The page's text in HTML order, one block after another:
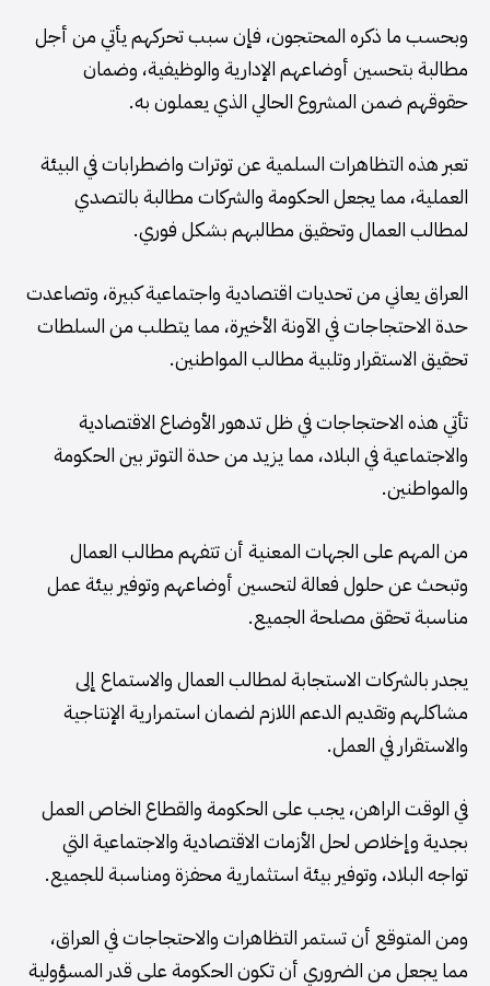
وبحسب ما ذكره المحتجون، فإن سبب تحركهم يأتي من أجل
مطالبة بتحسين أوضاعهم الإدارية والوظيفية، وضمان
حقوقهم ضمن المشروع الحالي الذي يعملون به.
تعبر هذه التظاهرات السلمية عن توترات واضطرابات في البيئة
العملية، مما يجعل الحكومة والشركات مطالبة بالتصدي
لمطالب العمال وتحقيق مطالبهم بشكل فوري.
العراق يعاني من تحديات اقتصادية واجتماعية كبيرة، وتصاعدت
حدة الاحتجاجات في الآونة الأخيرة، مما يتطلب من السلطات
تحقيق الاستقرار وتلبية مطالب المواطنين.
تأتي هذه الاحتجاجات في ظل تدهور الأوضاع الاقتصادية
والاجتماعية في البلاد، مما يزيد من حدة التوتر بين الحكومة
والمواطنين.
من المهم على الجهات المعنية أن تتفهم مطالب العمال
وتبحث عن حلول فعالة لتحسين أوضاعهم وتوفير بيئة عمل
مناسبة تحقق مصلحة الجميع.
يجدر بالشركات الاستجابة لمطالب العمال والاستماع إلى
مشاكلهم وتقديم الدعم اللازم لضمان استمرارية الإنتاجية
والاستقرار في العمل.
في الوقت الراهن، يجب على الحكومة والقطاع الخاص العمل
بجدية وإخلاص لحل الأزمات الاقتصادية والاجتماعية التي
تواجه البلاد، وتوفير بيئة استثمارية محفزة ومناسبة للجميع.
ومن المتوقع أن تستمر التظاهرات والاحتجاجات في العراق،
مما يجعل من الضروري أن تكون الحكومة على قدر المسؤولية